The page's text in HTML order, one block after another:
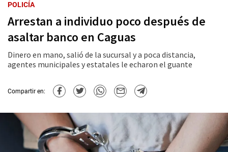
POLICÍA
Arrestan a individuo poco después de
asaltar banco en Caguas
Dinero en mano, salió de la sucursal y a poca distancia,
agentes municipales y estatales le echaron el guante
Compartir en: